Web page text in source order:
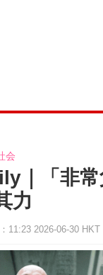
会
｜「非常
力
11:23 2026-06-30 HKT